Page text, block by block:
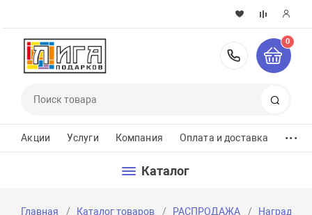
8 (351)
0
Акции Услуги Компания Оплата и доставка ...
Каталог
Главная Каталог товаров РАСПРОДАЖА Награда